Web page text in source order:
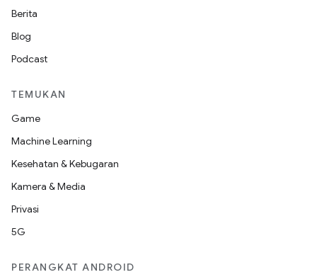
Berita
Blog
Podcast
TEMUKAN
Game
Machine Learning
Kesehatan & Kebugaran
Kamera & Media
Privasi
5G
PERANGKAT ANDROID